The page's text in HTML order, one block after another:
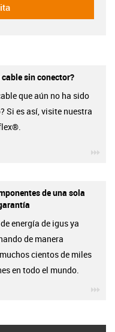
sin conector?
que aún no ha sido
Si es así, visite nuestra
de una sola
energía de igus ya
de manera
cientos de miles
en todo el mundo.